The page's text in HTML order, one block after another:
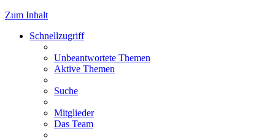
Zum Inhalt
Schnellzugriff
Unbeantwortete Themen
Aktive Themen
Suche
Mitglieder
Das Team